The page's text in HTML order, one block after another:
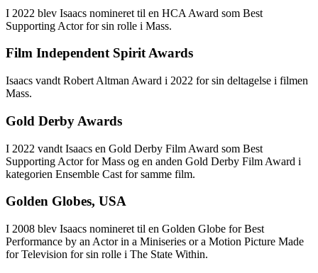
I 2022 blev Isaacs nomineret til en HCA Award som Best
Supporting Actor for sin rolle i Mass.
Film Independent Spirit Awards
Isaacs vandt Robert Altman Award i 2022 for sin deltagelse i filmen
Mass.
Gold Derby Awards
I 2022 vandt Isaacs en Gold Derby Film Award som Best
Supporting Actor for Mass og en anden Gold Derby Film Award i
kategorien Ensemble Cast for samme film.
Golden Globes, USA
I 2008 blev Isaacs nomineret til en Golden Globe for Best
Performance by an Actor in a Miniseries or a Motion Picture Made
for Television for sin rolle i The State Within.